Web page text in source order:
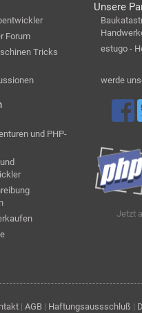
Forum
Tricks
Unsere
estugo -
werde
und PHP-
Jetzt
| AGB | Haftungsaussschluß |